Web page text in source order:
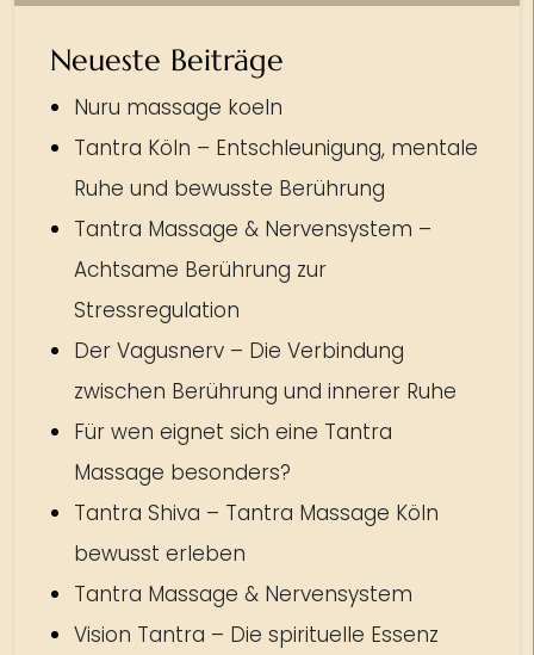
Neueste Beiträge
Nuru massage koeln
Tantra Köln – Entschleunigung, mentale
Ruhe und bewusste Berührung
Tantra Massage & Nervensystem –
Achtsame Berührung zur
Stressregulation
Der Vagusnerv – Die Verbindung
zwischen Berührung und innerer Ruhe
Für wen eignet sich eine Tantra
Massage besonders?
Tantra Shiva – Tantra Massage Köln
bewusst erleben
Tantra Massage & Nervensystem
Vision Tantra – Die spirituelle Essenz